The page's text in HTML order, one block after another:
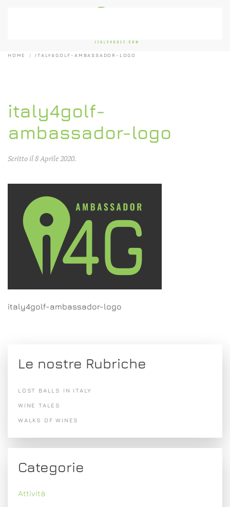
HOME ITALY4GOLF-AMBASSADOR-LOGO
italy4golf-
ambassador-logo
Scritto il8 Aprile 2020.
italy4golf-ambassador-logo
Le nostre Rubriche
LOST BALLS IN ITALY
WINE TALES
WALKS OF WINES
Categorie
Attività